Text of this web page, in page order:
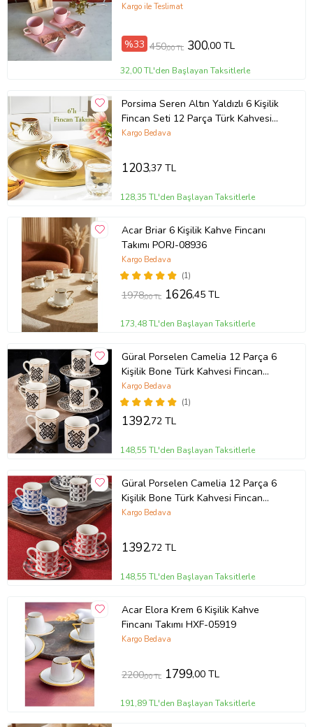
Kargo ile Teslimat
%33 450,00 TL 300,00 TL
32,00 TL'den Başlayan Taksitlerle
Porsima Seren Altın Yaldızlı 6 Kişilik
Fincan Seti 12 Parça Türk Kahvesi
Takımı Kahve Fincanı
Kargo Bedava
1203,37 TL
128,35 TL'den Başlayan Taksitlerle
Acar Briar 6 Kişilik Kahve Fincanı
Takımı PORJ-08936
(1)
Kargo Bedava
1978,00 TL 1626,45 TL
173,48 TL'den Başlayan Taksitlerle
Güral Porselen Camelia 12 Parça 6
Kişilik Bone Türk Kahvesi Fincan
Takımı - 2491
(1)
Kargo Bedava
1392,72 TL
148,55 TL'den Başlayan Taksitlerle
Güral Porselen Camelia 12 Parça 6
Kişilik Bone Türk Kahvesi Fincan
Takımı - 2411
Kargo Bedava
1392,72 TL
148,55 TL'den Başlayan Taksitlerle
Acar Elora Krem 6 Kişilik Kahve
Fincanı Takımı HXF-05919
Kargo Bedava
2200,00 TL 1799,00 TL
191,89 TL'den Başlayan Taksitlerle